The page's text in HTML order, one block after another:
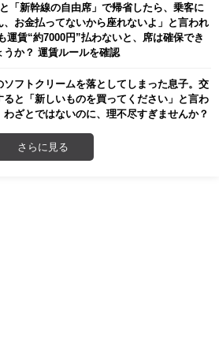
「新幹線の自由席」で帰省したら、乗客に
、お金払ってないから座れないよ」と言われ
運賃“約7000円”払わないと、席は確保でき
うか？ 運賃ルールを確認
ソフトクリームを落としてしまった息子。交
ると「新しいものを買ってください」と言わ
わざとではないのに、理不尽すぎませんか？
さらに見る